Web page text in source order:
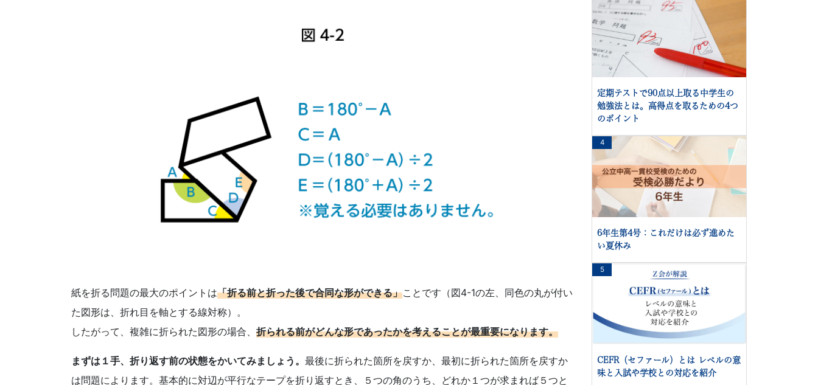
紙を折る問題の最大のポイントは「折る前と折った後で合同な形ができる」ことです（図4-1の左、同色の丸が付い
た図形は、折れ目を軸とする線対称）。
したがって、複雑に折られた図形の場合、 折られる前がどんな形であったかを考えることが最重要になります。
まずは１手、折り返す前の状態をかいてみましょう。 最後に折られた箇所を戻すか、最初に折られた箇所を戻すか
は問題によります。基本的に対辺が平行なテープを折り返すとき、５つの角のうち、どれか１つが求まれば５つと
定期テストで90点以上取る中学生の
勉強法とは。高得点を取るための4つ
のポイント
4
6年生第4号：これだけは必ず進めた
い夏休み
5
CEFR（セファール）とは レベルの意
味と入試や学校との対応を紹介